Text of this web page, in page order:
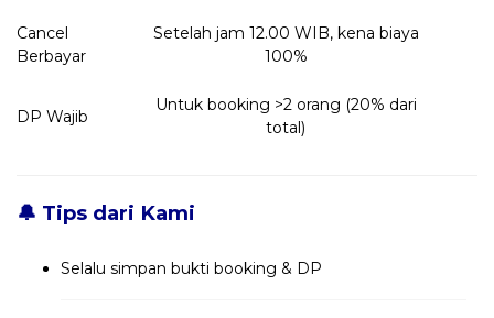
Cancel
Berbayar
Setelah jam 12.00 WIB, kena biaya
100%
DP Wajib
Untuk booking >2 orang (20% dari
total)
🔔 Tips dari Kami
Selalu simpan bukti booking & DP